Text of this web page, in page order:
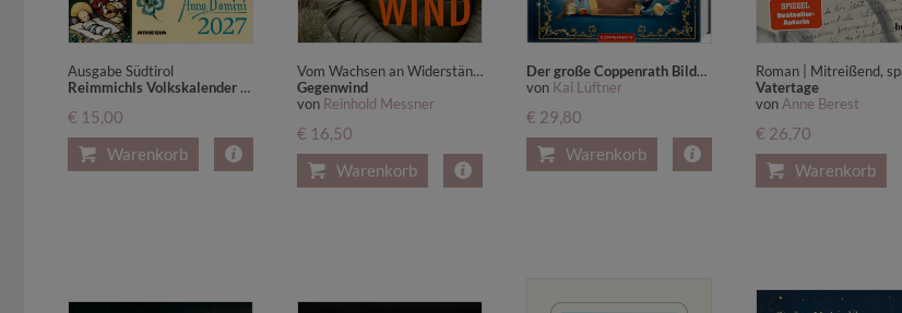
Ausgabe Südtirol
Reimmichls Volkskalender 2027
€ 15,00
Warenkorb
Vom Wachsen an Widerständen | Reinhold Messners persönlichstes Buch: zum 80. Geburtstag sein neues großes autobiografisches Buch
Gegenwind
von Reinhold Messner
€ 16,50
Warenkorb
Der große Coppenrath Bilderbuchschatz
von Kai Lüftner
€ 29,80
Warenkorb
Vatertage
von Anne Berest
€ 26,70
Warenkorb